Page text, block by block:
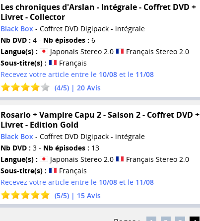
Les chroniques d'Arslan - Intégrale - Coffret DVD +
Livret - Collector
Black Box- Coffret DVD Digipack - intégrale
Nb DVD : 4 - Nb épisodes : 6
Langue(s) :
Japonais Stereo 2.0
Français Stereo 2.0
Sous-titre(s) :
Français
Recevez votre article entre le 10/08et le 11/08
(4/5) | 20Avis
Rosario + Vampire Capu 2 - Saison 2 - Coffret DVD +
Livret - Edition Gold
Black Box - Coffret DVD Digipack - intégrale
Nb DVD : 3 - Nb épisodes : 13
Langue(s) :
Japonais Stereo 2.0
Français Stereo 2.0
Sous-titre(s) :
Français
Recevez votre article entre le 10/08et le 11/08
(5/5) | 15Avis